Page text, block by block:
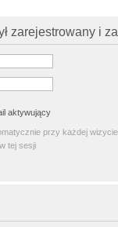
zarejestrowany i
aktywujący
przy każdej wizycie
tej sesji